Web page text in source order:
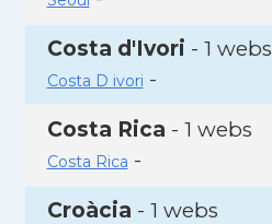
Costa d'Ivori - 1 webs
Costa D ivori -
Costa Rica - 1 webs
Costa Rica -
Croàcia - 1 webs